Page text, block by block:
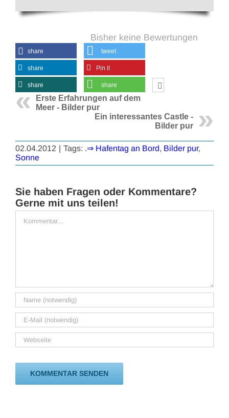
Bisher keine Bewertungen
share tweet
share Pin it
share share
Erste Erfahrungen auf dem
Meer - Bilder pur
Ein interessantes Castle -
Bilder pur
02.04.2012 | Tags: .⇒ Hafentag an Bord, Bilder pur,
Sonne
Sie haben Fragen oder Kommentare?
Gerne mit uns teilen!